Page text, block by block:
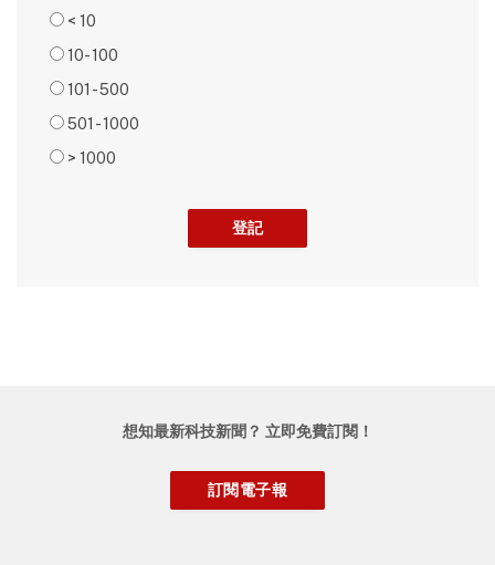
< 10
10- 100
101 - 500
501 - 1000
> 1000
想知最新科技新聞？ 立即免費訂閱！